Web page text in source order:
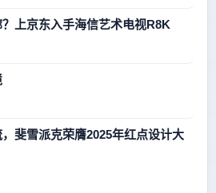
上京东入手海信艺术电视R8K
斐雪派克荣膺2025年红点设计大